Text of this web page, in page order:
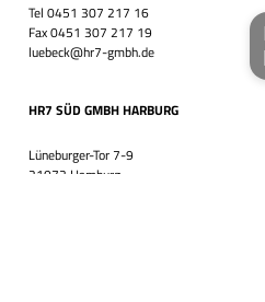
Tel 0451 307 217 16
Fax 0451 307 217 19
luebeck@hr7-gmbh.de
HR7 SÜD GMBH HARBURG
Lüneburger-Tor 7-9
21073 Hamburg